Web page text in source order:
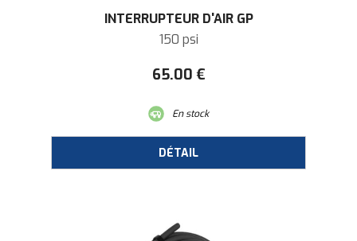
INTERRUPTEUR D'AIR GP
150 psi
65.00 €
En stock